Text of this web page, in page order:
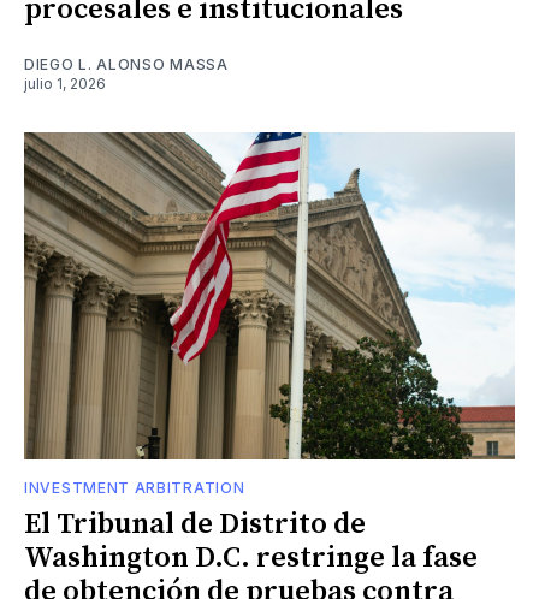
procesales e institucionales
DIEGO L. ALONSO MASSA
julio 1, 2026
INVESTMENT ARBITRATION
El Tribunal de Distrito de
Washington D.C. restringe la fase